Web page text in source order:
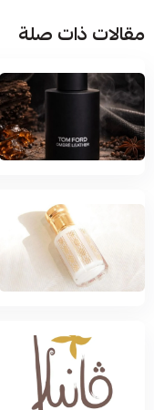
مقالات ذات صلة